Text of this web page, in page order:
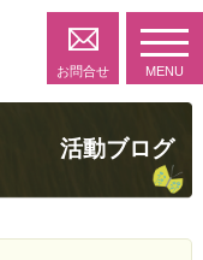
お問合せ MENU
活動ブログ